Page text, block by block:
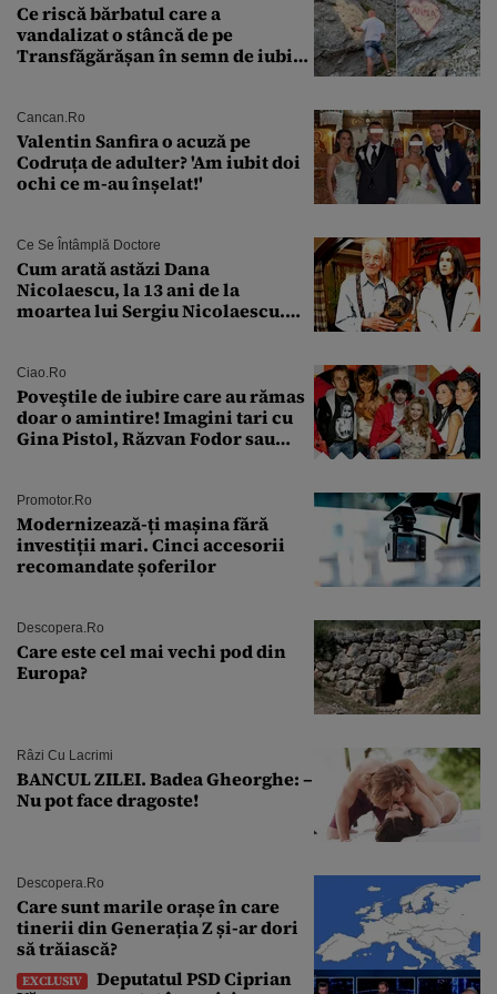
Ce riscă bărbatul care a
vandalizat o stâncă de pe
Transfăgărășan în semn de iubire
Cancan.ro
Valentin Sanfira o acuză pe
Codruța de adulter? 'Am iubit doi
ochi ce m-au înșelat!'
Ce Se Întâmplă Doctore
Cum arată astăzi Dana
Nicolaescu, la 13 ani de la
moartea lui Sergiu Nicolaescu.
Ciao.ro
Poveştile de iubire care au rămas
doar o amintire! Imagini tari cu
Gina Pistol, Răzvan Fodor sau
Promotor.ro
Modernizează-ți mașina fără
investiții mari. Cinci accesorii
recomandate șoferilor
Descopera.ro
Care este cel mai vechi pod din
Europa?
Râzi Cu Lacrimi
BANCUL ZILEI. Badea Gheorghe: –
Nu pot face dragoste!
Descopera.ro
Care sunt marile orașe în care
tinerii din Generația Z și-ar dori
să trăiască?
EXCLUSIV
Deputatul PSD Ciprian